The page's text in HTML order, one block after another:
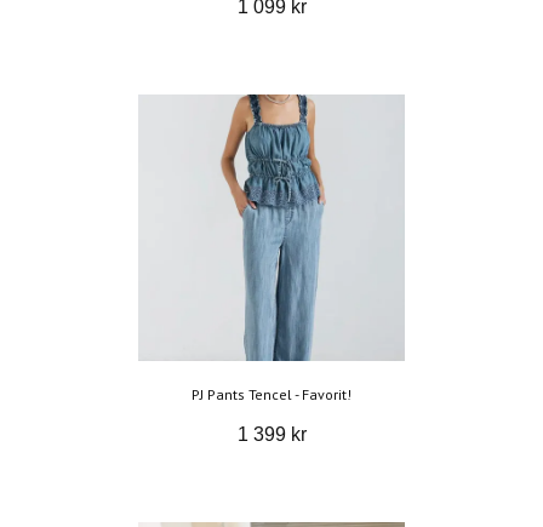
1 099 kr
PJ Pants Tencel - Favorit!
1 399 kr